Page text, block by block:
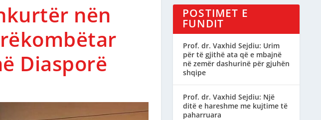
nën
Diasporë
POSTIMET E
FUNDIT
Prof. dr. Vaxhid Sejdiu: Urim
për të gjithë ata që e mbajnë
në zemër dashurinë për gjuhën
shqipe
Prof. dr. Vaxhid Sejdiu: Një
ditë e hareshme me kujtime të
paharruara